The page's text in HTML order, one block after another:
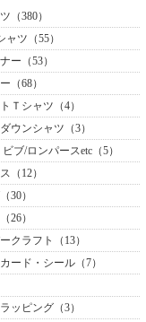
（380）
ャツ（55）
ー（53）
（68）
Ｔシャツ（4）
ウンシャツ（3）
ブ/ロンパースetc（5）
（12）
30）
26）
クラフト（13）
ード・シール（7）
ッピング（3）